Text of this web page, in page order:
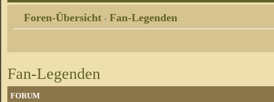
Foren-Übersicht ‹ Fan-Legenden
Fan-Legenden
FORUM